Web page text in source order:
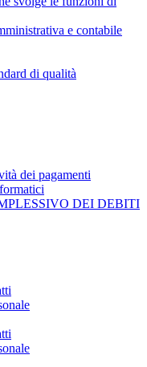
e contabile
di qualità
dei pagamenti
DEI DEBITI